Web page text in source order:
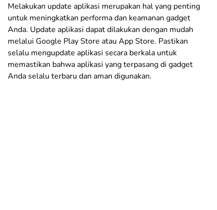
Melakukan update aplikasi merupakan hal yang penting
untuk meningkatkan performa dan keamanan gadget
Anda. Update aplikasi dapat dilakukan dengan mudah
melalui Google Play Store atau App Store. Pastikan
selalu mengupdate aplikasi secara berkala untuk
memastikan bahwa aplikasi yang terpasang di gadget
Anda selalu terbaru dan aman digunakan.